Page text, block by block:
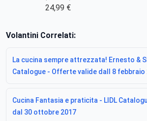
24,99 €
Volantini Correlati:
La cucina sempre attrezzata! Ernesto &
Catalogue - Offerte valide dall 8 febbraio
Cucina Fantasia e praticita - LIDL
dal 30 ottobre 2017